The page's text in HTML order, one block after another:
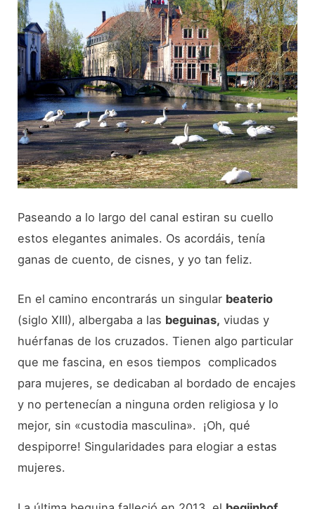
Paseando a lo largo del canal estiran su cuello
estos elegantes animales. Os acordáis, tenía
ganas de cuento, de cisnes, y yo tan feliz.
En el camino encontrarás un singular beaterio
(siglo XIII), albergaba a las beguinas, viudas y
huérfanas de los cruzados. Tienen algo particular
que me fascina, en esos tiempos complicados
para mujeres, se dedicaban al bordado de encajes
y no pertenecían a ninguna orden religiosa y lo
mejor, sin «custodia masculina». ¡Oh, qué
despiporre! Singularidades para elogiar a estas
mujeres.